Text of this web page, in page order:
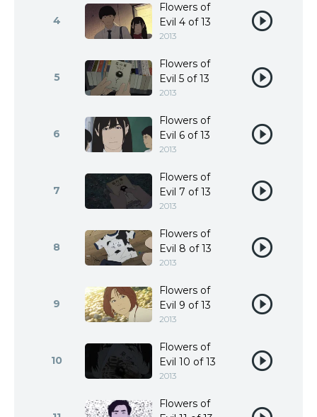
4
Flowers of
Evil 4 of 13
2013
5
Flowers of
Evil 5 of 13
2013
6
Flowers of
Evil 6 of 13
2013
7
Flowers of
Evil 7 of 13
2013
8
Flowers of
Evil 8 of 13
2013
9
Flowers of
Evil 9 of 13
2013
10
Flowers of
Evil 10 of 13
2013
Flowers of